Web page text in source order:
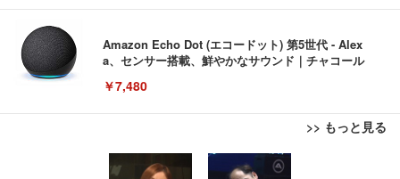
Amazon Echo Dot (エコードット) 第5世代 - Alex
a、センサー搭載、鮮やかなサウンド｜チャコール
￥7,480
>> もっと見る
[EdoErgo] オフィスチェア 椅子 テレワーク 疲れな
EIZO ビジネス向けプレミアムモニター | FlexScan
Amazonベーシック ペットシーツ 薄型 レギュラー 1